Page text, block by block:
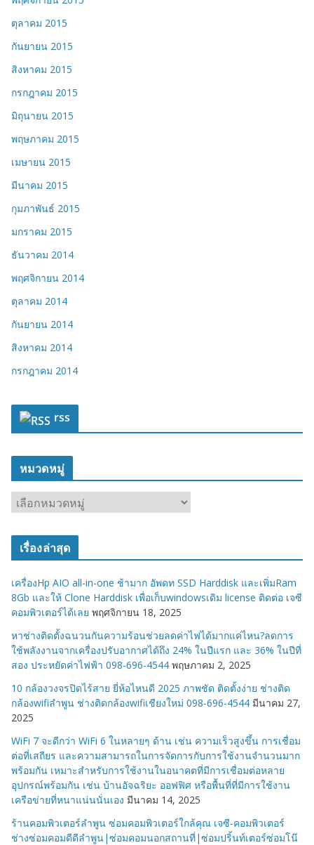
ตุลาคม 2015
กันยายน 2015
สิงหาคม 2015
กรกฎาคม 2015
มิถุนายน 2015
พฤษภาคม 2015
เมษายน 2015
มีนาคม 2015
กุมภาพันธ์ 2015
มกราคม 2015
ธันวาคม 2014
พฤศจิกายน 2014
ตุลาคม 2014
กันยายน 2014
สิงหาคม 2014
กรกฎาคม 2014
rss
หมวดหมู่
ม
ว
มู่
เรื่องล่าสุด
เครื่องHp AIO all-in-one ช้ามาก อัพดท SSD Harddisk และเพิ่มRam
8Gb และให้ Clone Harddisk เพื่อเก็บwindowsเดิม license ติดต่อ เจซี
คอมพิวเตอร์ได้เลย พฤศจิกายน 18, 2025
หาช่างติดตั้งฉนวนกันความร้อนช่วยลดค่าไฟได้มากแค่ไหน?ลดการ
ใช้พลังงานจากเครื่องปรับอากาศได้ถึง 24% ในปีแรก และ 36% ในปีที่
สอง ประหยัดค่าไฟฟ้า 098-696-4544 พฤษภาคม 2, 2025
10 กล้องวงจรปิดไร้สาย ยี่ห้อไหนดี 2025 ภาพชัด ติดตั้งง่าย ช่างติด
กล้องwifiลำพูน ช่างติดกล้องwifiเชียงใหม่ 098-696-4544 มีนาคม 27,
2025
WiFi 7 จะดีกว่า WiFi 6 ในหลายๆ ด้าน เช่น ความเร็วสูงขึ้น การเชื่อม
ต่อที่เสถียร และความสามารถในการจัดการกับการใช้งานจำนวนมาก
พร้อมกัน เหมาะสำหรับการใช้งานในอนาคตที่มีการเชื่อมต่อหลาย
อุปกรณ์พร้อมกัน เช่น บ้านอัจฉริยะ ออฟฟิศ หรือพื้นที่ที่มีการใช้งาน
เครือข่ายที่หนาแน่นนั่นเอง มีนาคม 14, 2025
ร้านคอมพิวเตอร์ลำพูน ซ่อมคอมพิวเตอร์ใกล้คุณ เจซี-คอมพิวเตอร์
ช่างซ่อมคอมดีดีลำพูน|ซ่อมคอมนอกสถานที่|ซ่อมปริ้นท์เตอร์ซ่อมโน๊